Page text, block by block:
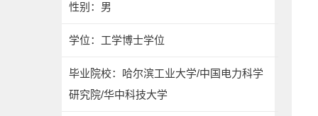
性别：男
学位：工学博士学位
毕业院校：哈尔滨工业大学/中国电力科学
研究院/华中科技大学